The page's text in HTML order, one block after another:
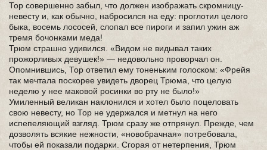
Тор совершенно забыл, что должен изображать скромницу-
невесту и, как обычно, набросился на еду: проглотил целого
быка, восемь лососей, слопал все пироги и запил ужин аж
тремя бочонками меда!
Трюм страшно удивился. «Видом не видывал таких
прожорливых девушек!» — недовольно проворчал он.
Опомнившись, Тор ответил ему тоненьким голоском: «Фрейя
так мечтала поскорее увидеть дворец Трюма, что целую
неделю у нее маковой росинки во рту не было!»
Умиленный великан наклонился и хотел было поцеловать
свою невесту, но Тор не удержался и метнул на него
испепеляющий взгляд. Трюм сразу же отпрянул. Прежде, чем
дозволять всякие нежности, «новобрачная» потребовала,
чтобы ей показали подарки. Сгорая от нетерпения, Трюм